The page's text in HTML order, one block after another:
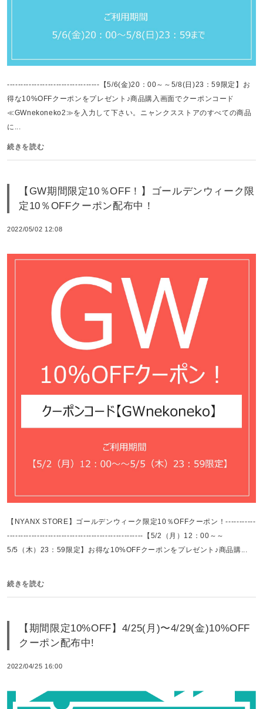
----------------------------------【5/6(金)20：00～～5/8(日)23：59限定】お
得な10%OFFクーポンをプレゼント♪商品購入画面でクーポンコード
≪GWnekoneko2≫を入力して下さい。ニャンクスストアのすべての商品
に...
続きを読む
【GW期間限定10％OFF！】ゴールデンウィーク限
定10％OFFクーポン配布中！
2022/05/02 12:08
【NYANX STORE】ゴールデンウィーク限定10％OFFクーポン！-----------
--------------------------------------------------【5/2（月）12：00～～
5/5（木）23：59限定】お得な10%OFFクーポンをプレゼント♪商品購...
続きを読む
【期間限定10%OFF】4/25(月)〜4/29(金)10%OFF
クーポン配布中!
2022/04/25 16:00